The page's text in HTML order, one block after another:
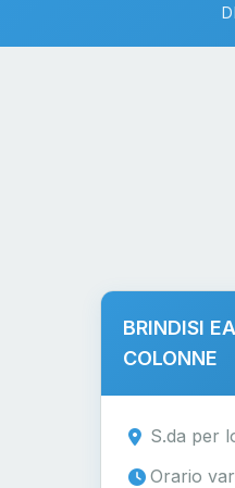
BRINDISI
COLONNE
S.da per
Orario